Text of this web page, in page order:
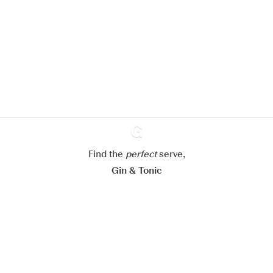
Ginventory
Find the perfectserve,
Gin & Tonic
Paramétrer mes cookies